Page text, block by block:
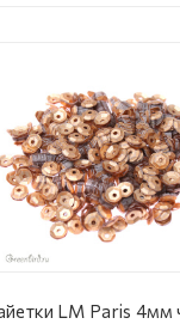
LM Paris 4мм